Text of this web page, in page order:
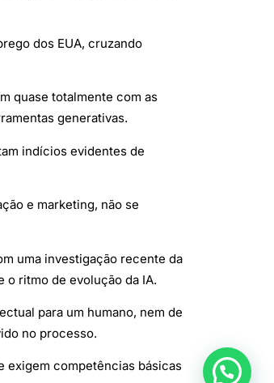
dos EUA, cruzando
quase totalmente com as
generativas.
indícios evidentes de
e marketing, não se
uma investigação recente da
o ritmo de evolução da IA.
para um humano, nem de
no processo.
exigem competências básicas